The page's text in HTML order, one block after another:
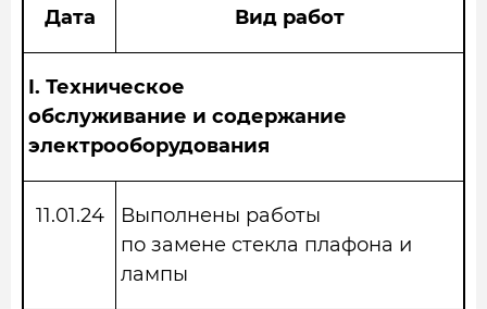
Дата Вид работ
I. Техническое
обслуживание и содержание
электрооборудования
11.01.24
Выполнены работы
по замене стекла плафона и
лампы